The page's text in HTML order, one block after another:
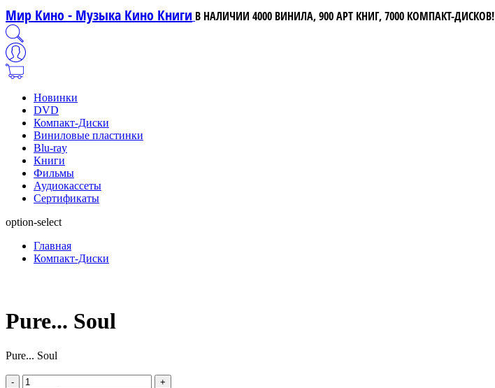
Мир Кино - Музыка Кино Книги В НАЛИЧИИ 4000 ВИНИЛА, 900 АРТ КНИГ, 7000 КОМПАКТ-ДИСКОВ!
Новинки
DVD
Компакт-Диски
Виниловые пластинки
Blu-ray
Книги
Фильмы
Аудиокассеты
Сертификаты
option-select
Главная
Компакт-Диски
Pure... Soul
Pure... Soul
-
+